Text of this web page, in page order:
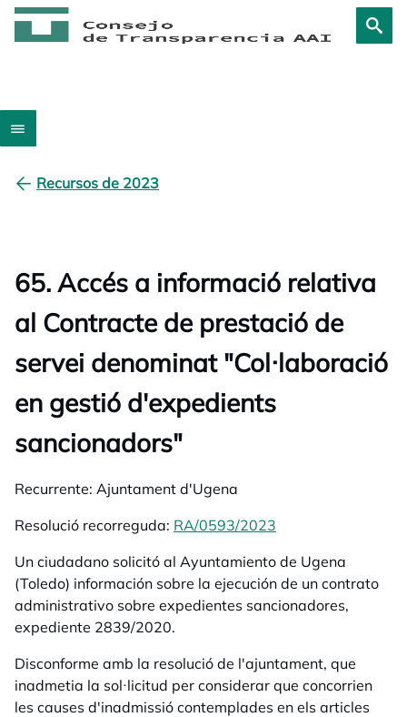
Recursos de 2023
65. Accés a informació relativa
al Contracte de prestació de
servei denominat "Col·laboració
en gestió d'expedients
sancionadors"
Recurrente: Ajuntament d'Ugena
Resolució recorreguda: RA/0593/2023
Un ciudadano solicitó al Ayuntamiento de Ugena
(Toledo) información sobre la ejecución de un contrato
administrativo sobre expedientes sancionadores,
expediente 2839/2020.
Disconforme amb la resolució de l'ajuntament, que
inadmetia la sol·licitud per considerar que concorrien
les causes d'inadmissió contemplades en els articles